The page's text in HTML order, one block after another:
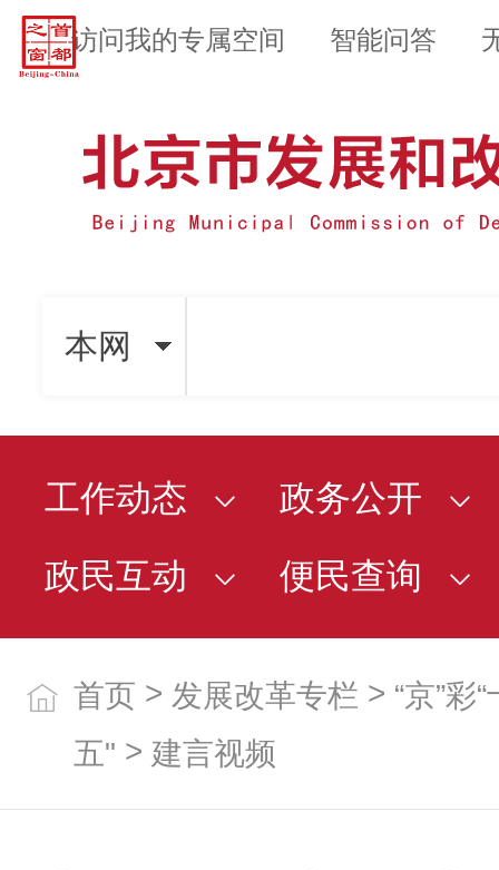
访问我的专属空间 智能问答
本网
工作动态
政务公开
政民互动
便民查询
首页 > 发展改革专栏 > “京”彩
五" > 建言视频